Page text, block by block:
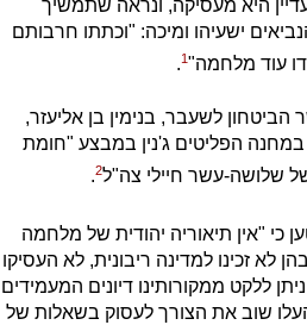
היא מעסיקה, ונראה שתמשיך
ישעיהו ומיכה: "וכתתו חרבותם
עוד מלחמה"1
.
לשעבר, בנימין בן אליעזר,
הפליטים ג'נין במבצע "חומת
שלושה-עשר חיילי צה"ל2
.
כי "אין תיאוריה יהודית של מלחמה
לא זכינו למדינה ריבונית, לא העסיקו
ללקט ממקורותינו דיונים המעמידים
שוב את הצורך לעסוק בשאלות של